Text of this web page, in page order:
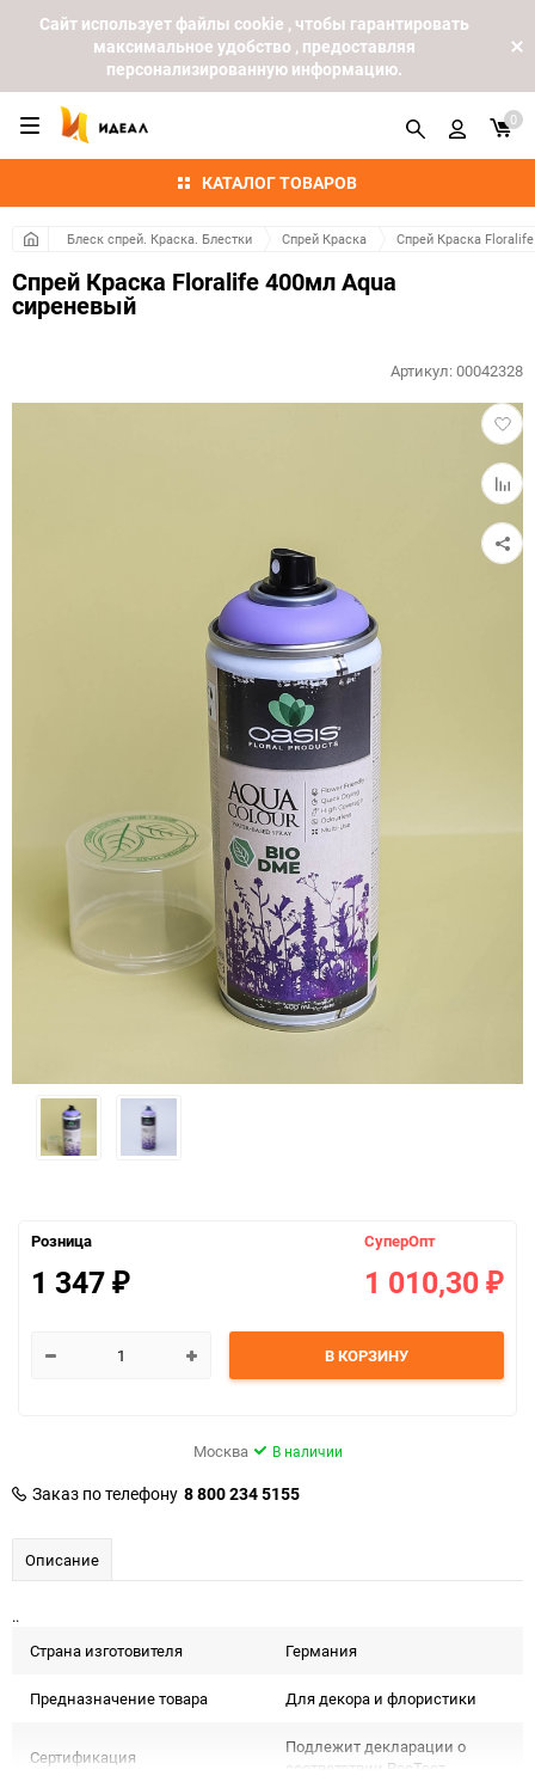
Cайт использует файлы cookie , чтобы гарантировать
максимальное удобство , предоставляя
персонализированную информацию.
КАТАЛОГ ТОВАРОВ
0
Блеск спрей. Краска. Блестки Спрей Краска Спрей Краска Floralife
Спрей Краска Floralife 400мл Aqua
сиреневый
в
к
Артикул:00042328
Розница
1 347 ₽
СуперОпт
1 010,30 ₽
В КОРЗИНУ
Москва В наличии
Заказ по телефону 8 800 234 5155
Описание
..
Страна изготовителя
Германия
Предназначение товара Для декора и флористики
Сертификация
Подлежит декларации о
соответствии РосТест